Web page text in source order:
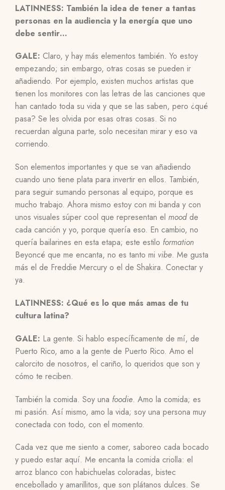
LATINNESS: También la idea de tener a tantas
personas en la audiencia y la energía que uno
debe sentir…
GALE: Claro, y hay más elementos también. Yo estoy
empezando; sin embargo, otras cosas se pueden ir
añadiendo. Por ejemplo, existen muchos artistas que
tienen los monitores con las letras de las canciones que
han cantado toda su vida y que se las saben, pero ¿qué
pasa? Se les olvida por esas otras cosas. Si no
recuerdan alguna parte, solo necesitan mirar y eso va
corriendo.
Son elementos importantes y que se van añadiendo
cuando uno tiene plata para invertir en ellos. También,
para seguir sumando personas al equipo, porque es
mucho trabajo. Ahora mismo estoy con mi banda y con
unos visuales súper cool que representan el moodde
cada canción y yo, porque quería eso. En cambio, no
quería bailarines en esta etapa; este estilo formation
Beyoncé que me encanta, no es tanto mi vibe. Me gusta
más el de Freddie Mercury o el de Shakira. Conectar y
ya.
LATINNESS: ¿Qué es lo que más amas de tu
cultura latina?
GALE: La gente. Si hablo específicamente de mí, de
Puerto Rico, amo a la gente de Puerto Rico. Amo el
calorcito de nosotros, el cariño, lo queridos que son y
cómo te reciben.
También la comida. Soy una foodie. Amo la comida; es
mi pasión. Así mismo, amo la vida; soy una persona muy
conectada con todo, con el momento.
Cada vez que me siento a comer, saboreo cada bocado
y puedo estar aquí. Me encanta la comida criolla: el
arroz blanco con habichuelas coloradas, bistec
encebollado y amarillitos, que son plátanos dulces. Se